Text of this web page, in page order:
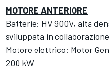
MOTORE ANTERIORE
Batterie: HV 900V, alta
sviluppata in
Motore elettrico: Motor
200 kW